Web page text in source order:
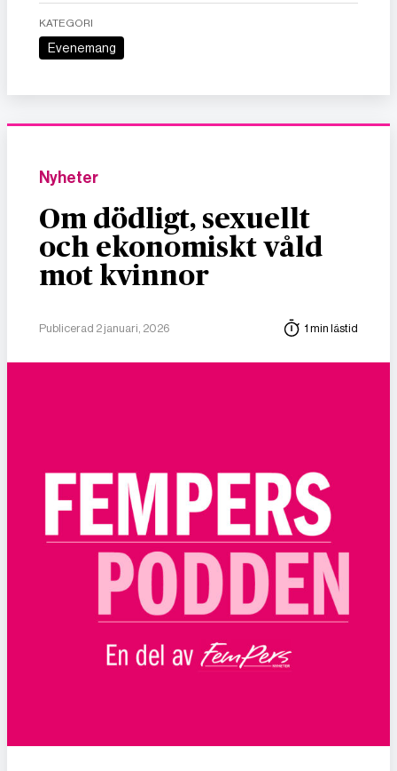
KATEGORI
Evenemang
Nyheter
Om dödligt, sexuellt
och ekonomiskt våld
mot kvinnor
Publicerad 2 januari, 2026 1 min lästid